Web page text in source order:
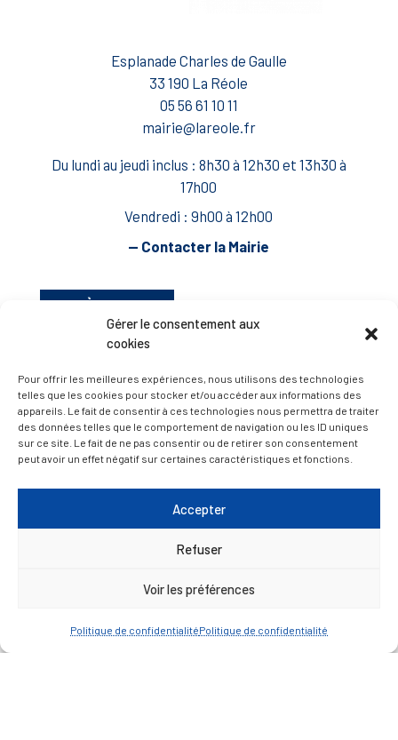
Gérer le consentement aux
cookies
Pour offrir les meilleures expériences, nous utilisons des technologies
telles que les cookies pour stocker et/ou accéder aux informations des
appareils. Le fait de consentir à ces technologies nous permettra de traiter
des données telles que le comportement de navigation ou les ID uniques
sur ce site. Le fait de ne pas consentir ou de retirer son consentement
peut avoir un effet négatif sur certaines caractéristiques et fonctions.
Accepter
Refuser
Voir les préférences
Politique de confidentialitéPolitique de confidentialité
Esplanade Charles de Gaulle
33 190 La Réole
05 56 61 10 11
mairie@lareole.fr
Du lundi au jeudi inclus : 8h30 à 12h30 et 13h30 à
17h00
Vendredi : 9h00 à 12h00
— Contacter la Mairie
ACCÈS RAPIDE
Marchés publics
Urbanisme
Espace agent
A FEUILLETER !